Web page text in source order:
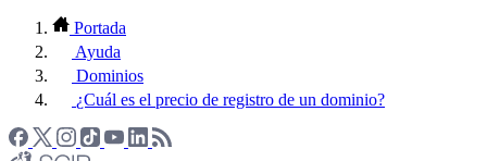
Portada
Ayuda
Dominios
¿Cuál es el precio de registro de un dominio?